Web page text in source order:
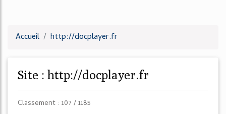
Accueil http://docplayer.fr
Site : http://docplayer.fr
Classement : 107 / 1185